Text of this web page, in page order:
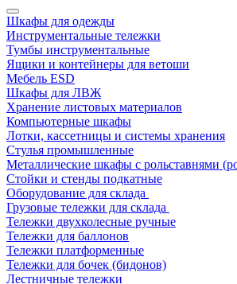
Шкафы для одежды
Инструментальные тележки
Тумбы инструментальные
Ящики и контейнеры для ветоши
Мебель ESD
Шкафы для ЛВЖ
Хранение листовых материалов
Компьютерные шкафы
Лотки, кассетницы и системы хранения
Стулья промышленные
Металлические шкафы с рольставнями
Стойки и стенды подкатные
Оборудование для склада
Грузовые тележки для склада
Тележки двухколесные ручные
Тележки для баллонов
Тележки платформенные
Тележки для бочек (бидонов)
Лестничные тележки